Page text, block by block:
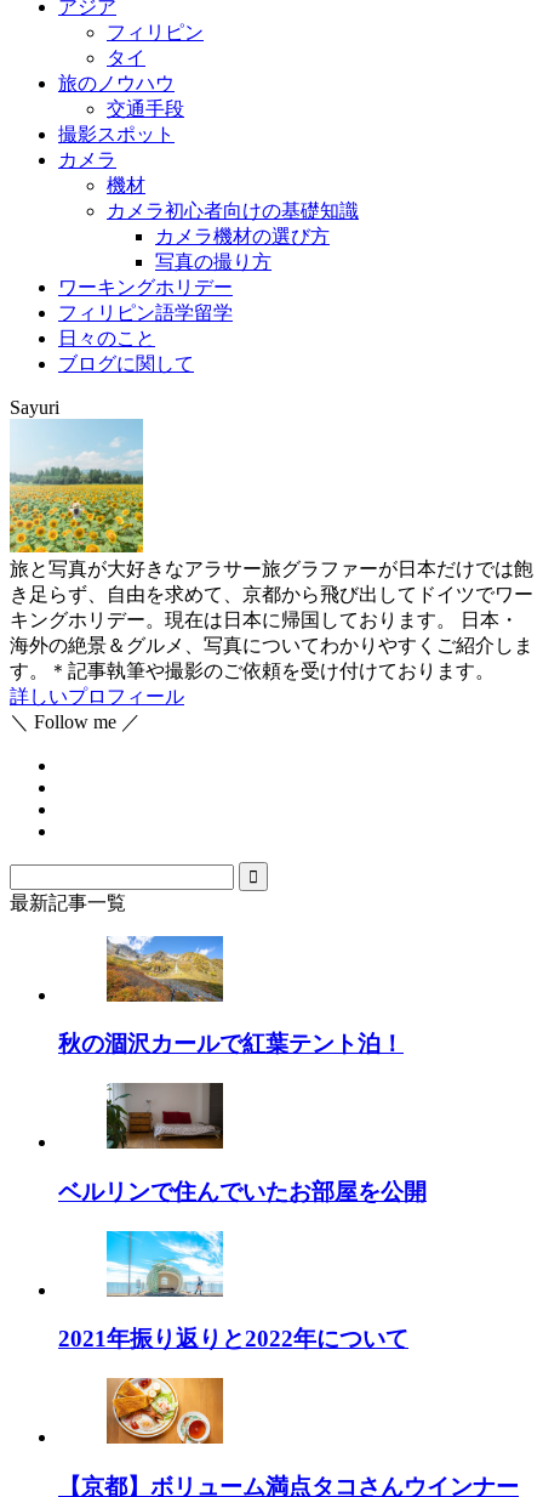
アジア
フィリピン
タイ
旅のノウハウ
交通手段
撮影スポット
カメラ
機材
カメラ初心者向けの基礎知識
カメラ機材の選び方
写真の撮り方
ワーキングホリデー
フィリピン語学留学
日々のこと
ブログに関して
Sayuri
旅と写真が大好きなアラサー旅グラファーが日本だけでは飽
き足らず、自由を求めて、京都から飛び出してドイツでワー
キングホリデー。現在は日本に帰国しております。 日本・
海外の絶景＆グルメ、写真についてわかりやすくご紹介しま
す。＊記事執筆や撮影のご依頼を受け付けております。
詳しいプロフィール
＼ Follow me ／
最新記事一覧
秋の涸沢カールで紅葉テント泊！
ベルリンで住んでいたお部屋を公開
2021年振り返りと2022年について
【京都】ボリューム満点タコさんウインナー